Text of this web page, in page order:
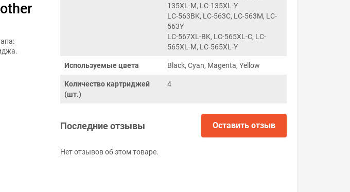
135XL-M, LC-135XL-Y
LC-563BK, LC-563C, LC-563M, LC-
563Y
LC-567XL-BK, LC-565XL-C, LC-
565XL-M, LC-565XL-Y
Используемые цвета Black, Cyan, Magenta, Yellow
Количество картриджей
(шт.)
4
Последние отзывы Оставить отзыв
Нет отзывов об этом товаре.